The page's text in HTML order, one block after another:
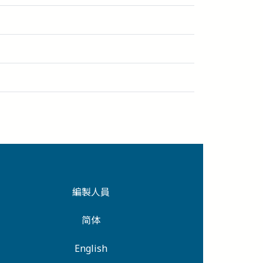
編製人員
简体
English